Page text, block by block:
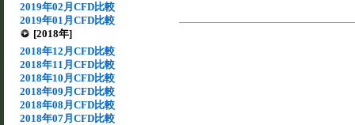
2019年02月CFD比較
2019年01月CFD比較
[2018年]
2018年12月CFD比較
2018年11月CFD比較
2018年10月CFD比較
2018年09月CFD比較
2018年08月CFD比較
2018年07月CFD比較